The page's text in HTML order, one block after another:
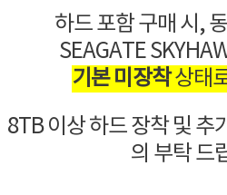
하드 포함 구매 시,
SEAGATE
기본 미장착상태
8TB 이상 하드 장착 및 추
의 부탁 드